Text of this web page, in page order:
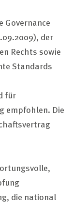
Governance
der
Rechts sowie
Standards
für
empfohlen. Die
die national